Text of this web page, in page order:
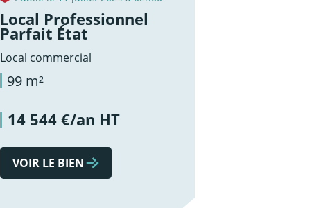
Local Professionnel
Parfait État
Local commercial
99 m²
14 544 €/an HT
VOIR LE BIEN